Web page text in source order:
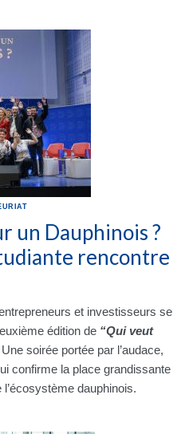
un Dauphinois ?
rencontre
et investisseurs se
édition de “Qui veut
Une soirée portée par l’audace,
confirme la place grandissante
dauphinois.